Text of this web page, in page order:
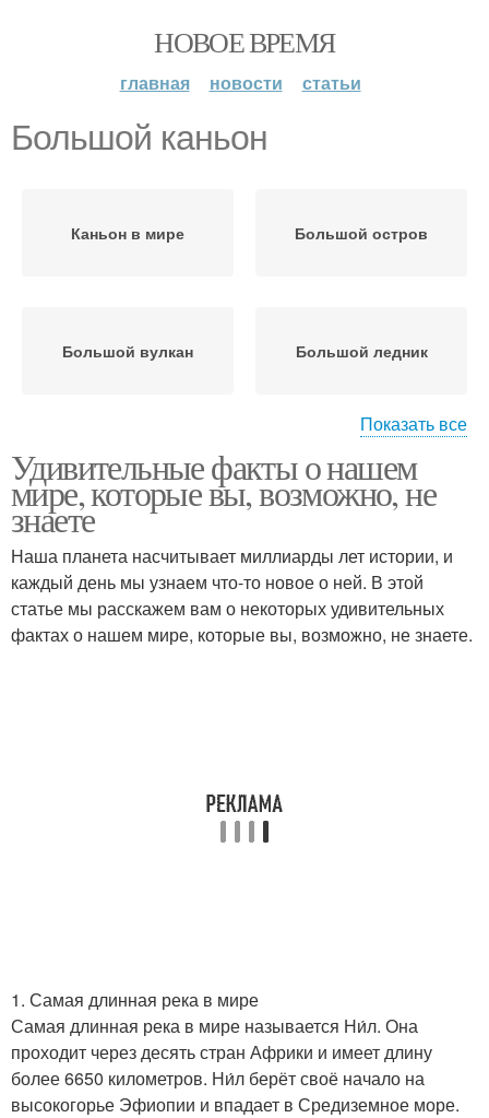
НОВОЕ ВРЕМЯ
главная новости статьи
Большой каньон
Каньон в мире Большой остров
Большой вулкан Большой ледник
Большой океан Большой город
Большой мост Большой континент
Показать все
Удивительные факты о нашем
мире, которые вы, возможно, не
знаете
Наша планета насчитывает миллиарды лет истории, и
каждый день мы узнаем что-то новое о ней. В этой
статье мы расскажем вам о некоторых удивительных
фактах о нашем мире, которые вы, возможно, не знаете.
1. Самая длинная река в мире
Самая длинная река в мире называется Ни́л. Она
проходит через десять стран Африки и имеет длину
более 6650 километров. Ни́л берёт своё начало на
высокогорье Эфиопии и впадает в Средиземное море.